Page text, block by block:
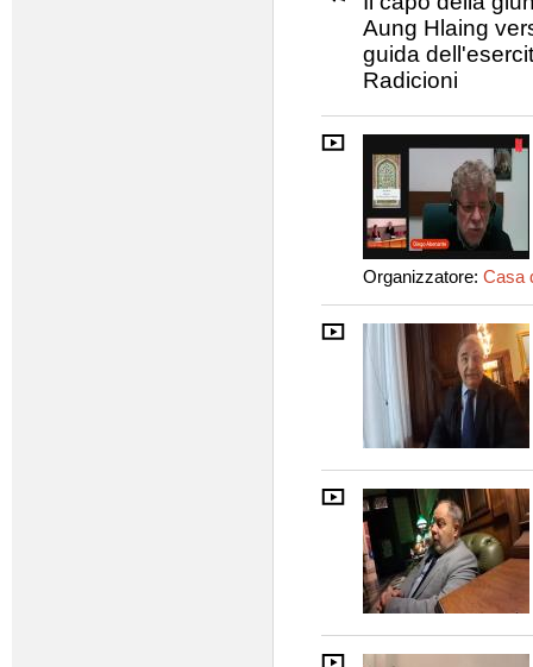
Aung Hlaing
guida
Radicioni
Organizzatore: Casa